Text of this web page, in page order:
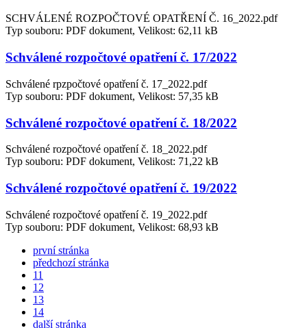
SCHVÁLENÉ ROZPOČTOVÉ OPATŘENÍ Č. 16_2022.pdf
Typ souboru: PDF dokument, Velikost: 62,11 kB
Schválené rozpočtové opatření č. 17/2022
Schválené rpzpočtové opatření č. 17_2022.pdf
Typ souboru: PDF dokument, Velikost: 57,35 kB
Schválené rozpočtové opatření č. 18/2022
Schválené rozpočtové opatření č. 18_2022.pdf
Typ souboru: PDF dokument, Velikost: 71,22 kB
Schválené rozpočtové opatření č. 19/2022
Schválené rozpočtové opatření č. 19_2022.pdf
Typ souboru: PDF dokument, Velikost: 68,93 kB
první stránka
předchozí stránka
11
12
13
14
další stránka